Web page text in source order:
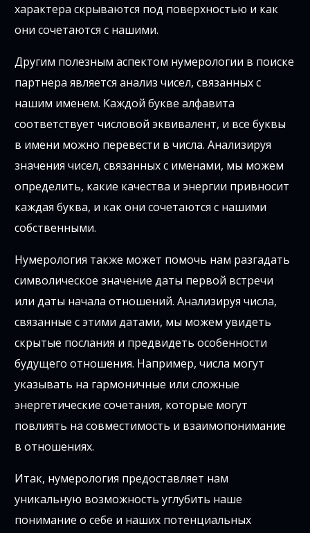
характера скрываются под поверхностью и как
они сочетаются с нашими.
Другим полезным аспектом нумерологии в поиске
партнера является анализ чисел, связанных с
нашим именем. Каждой букве алфавита
соответствует числовой эквивалент, и все буквы
в имени можно перевести в числа. Анализируя
значения чисел, связанных с именами, мы можем
определить, какие качества и энергии привносит
каждая буква, и как они сочетаются с нашими
собственными.
Нумерология также может помочь нам разгадать
символическое значение даты первой встречи
или даты начала отношений. Анализируя числа,
связанные с этими датами, мы можем увидеть
скрытые послания и предвидеть особенности
будущего отношения. Например, числа могут
указывать на гармоничные или сложные
энергетические сочетания, которые могут
повлиять на совместимость и взаимопонимание
в отношениях.
Итак, нумерология предоставляет нам
уникальную возможность углубить наше
понимание о себе и наших потенциальных